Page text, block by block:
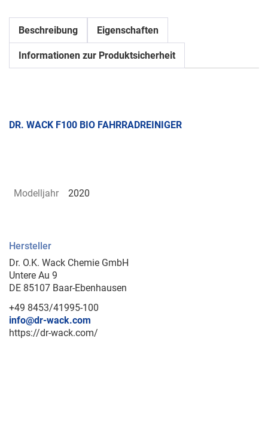
Beschreibung Eigenschaften
Informationen zur Produktsicherheit
DR. WACK F100 BIO FAHRRADREINIGER
Modelljahr 2020
Hersteller
Dr. O.K. Wack Chemie GmbH
Untere Au 9
DE 85107 Baar-Ebenhausen
+49 8453/41995-100
info@dr-wack.com
https://dr-wack.com/